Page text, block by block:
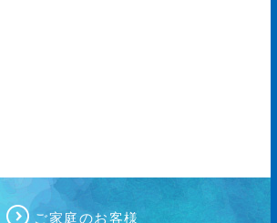
ご家庭のお客様